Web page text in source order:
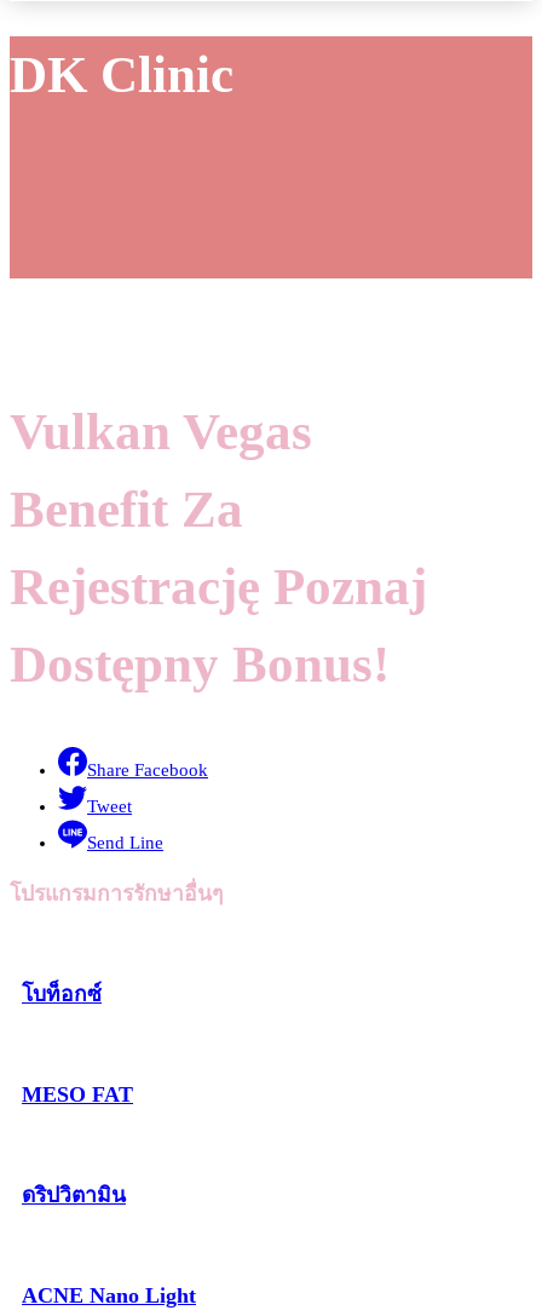
DK Clinic
Vulkan Vegas
Benefit Za
Rejestrację Poznaj
Dostępny Bonus!
Share Facebook
Tweet
Send Line
โปรแกรมการรักษาอื่นๆ
โบท็อกซ์
MESO FAT
ดริปวิตามิน
ACNE Nano Light